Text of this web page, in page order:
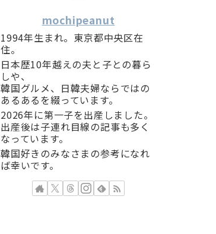
mochipeanut
1994年生まれ。東京都中央区在
住。
日本歴10年越えの夫と子との暮ら
しや、
韓国グルメ、日韓夫婦ならではの
あるあるを綴っています。
2026年に第一子を出産しました。
出産後は子連れ目線の記事も多く
なっています。
韓国好きのみなさまの参考になれ
ば幸いです。